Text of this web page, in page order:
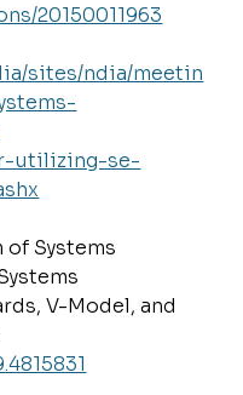
20150011963
sites/ndia/meetin
utilizing-se-
of Systems
V-Model, and